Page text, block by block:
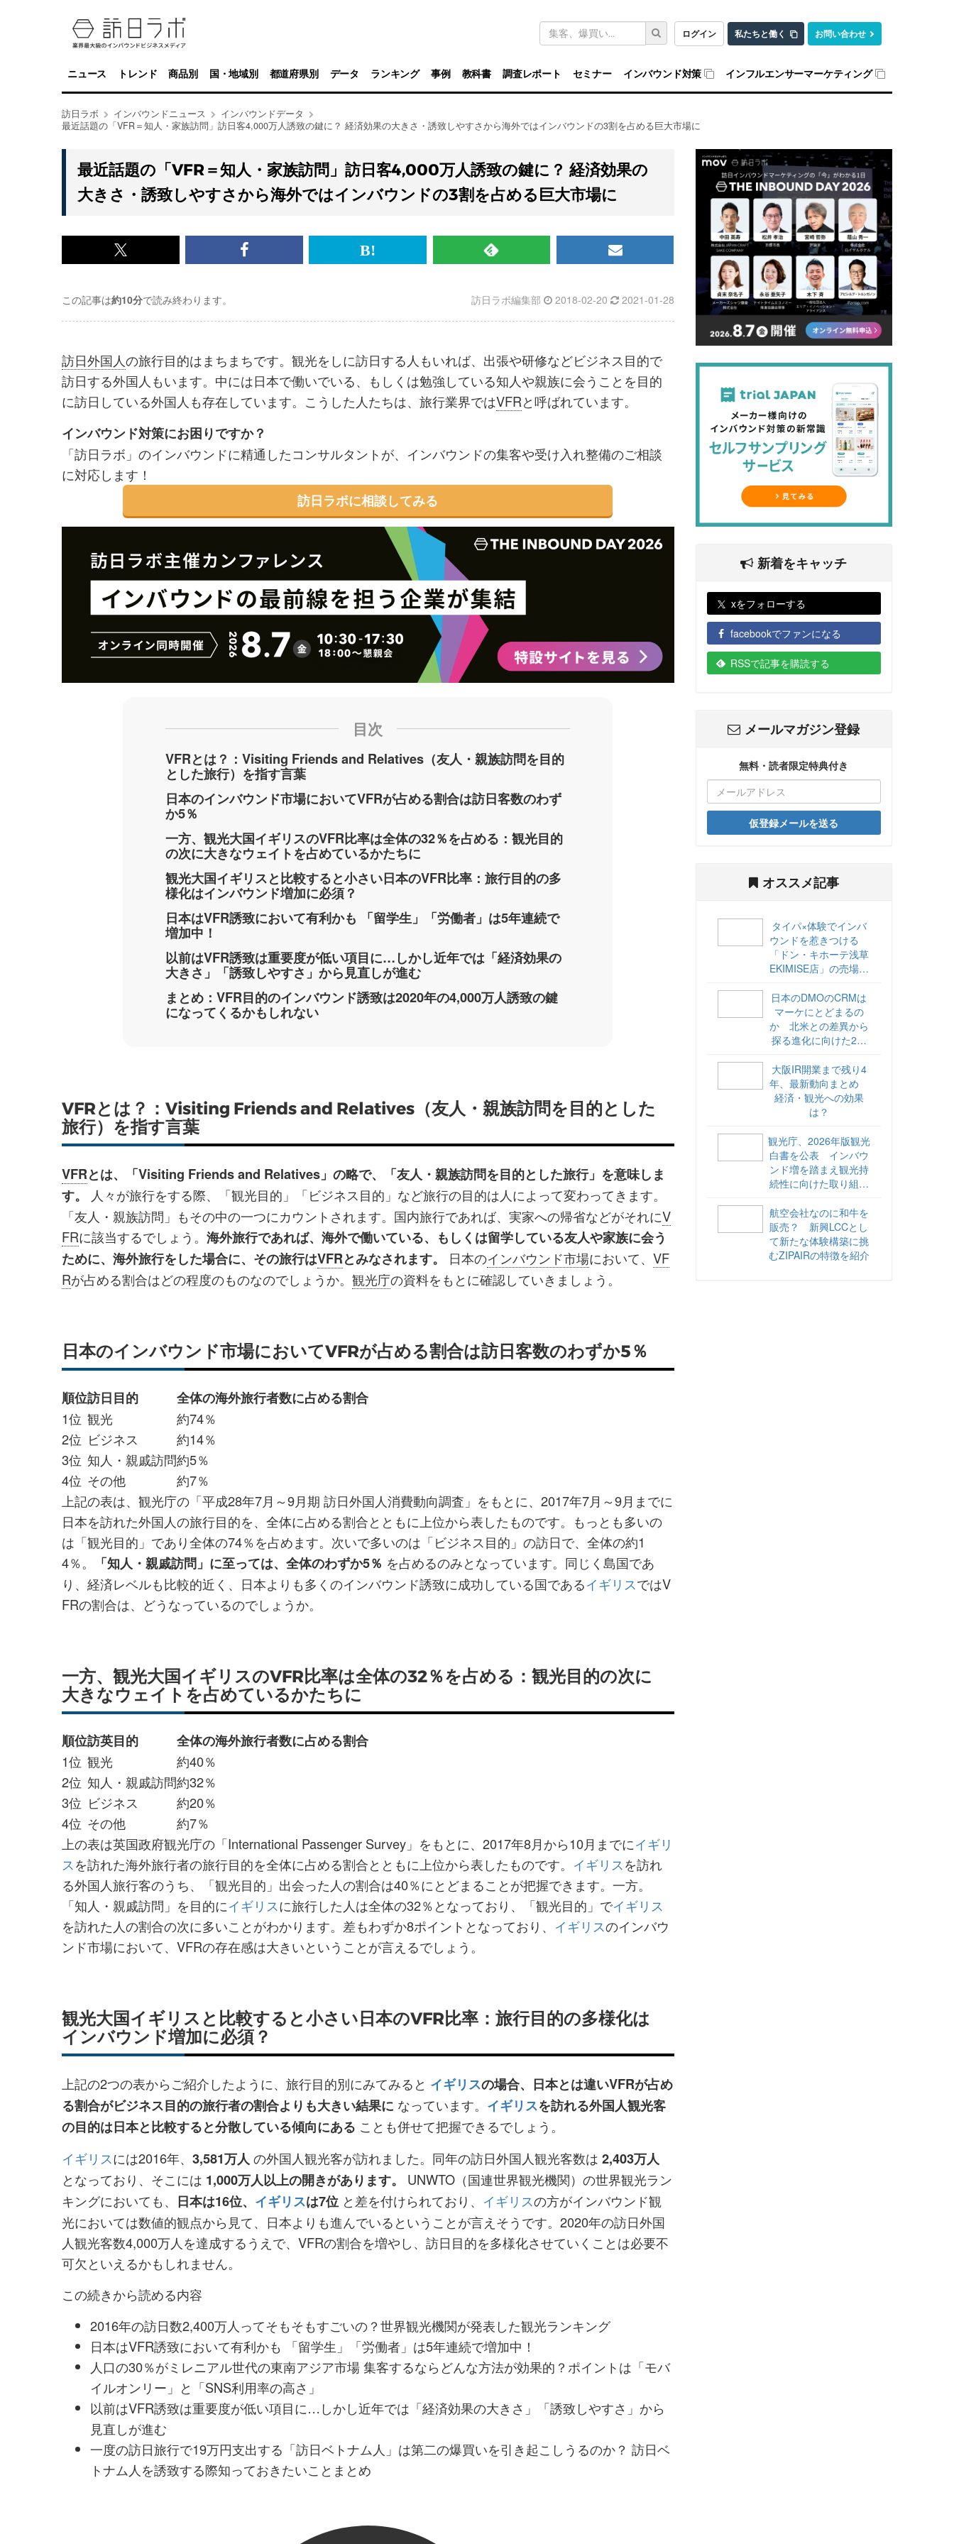
ログイン 私たちと働く お問い合わせ
キ
ワ
ド
検
索
ニュース トレンド 商品別 国・地域別 都道府県別 データ ランキング 事例 教科書 調査レポート セミナー インバウンド対策 インフルエンサーマーケティング
訪日ラボ インバウンドニュース
インバウンドデータ
最近話題の「VFR＝知人・家族訪問」訪日客4,000万人誘致の鍵に？ 経済効果の大きさ・誘致しやすさから海外ではインバウンドの3割を占める巨大市場に
最近話題の「VFR＝知人・家族訪問」訪日客4,000万人誘致の鍵に？ 経済効果の
大きさ・誘致しやすさから海外ではインバウンドの3割を占める巨大市場に
x<br>
記
事
シ
ェ
ア
す
る
Facebook<br>
事
シ
ェ
ア
す
る
は
ブ
ク
マ
ー
に
追
加
RSS
記
事
購
読
す
メ
マ
ガ
録
す
る
訪日ラボ編集部 2018-02-20 2021-01-28
この記事は約10分で読み終わります。
訪日外国人の旅行目的はまちまちです。観光をしに訪日する人もいれば、出張や研修などビジネス目的で
訪日する外国人もいます。中には日本で働いでいる、もしくは勉強している知人や親族に会うことを目的
に訪日している外国人も存在しています。こうした人たちは、旅行業界ではVFRと呼ばれています。
インバウンド対策にお困りですか？
「訪日ラボ」のインバウンドに精通したコンサルタントが、インバウンドの集客や受け入れ整備のご相談
に対応します！
訪日ラボに相談してみる
目次
VFRとは？：Visiting Friends and Relatives（友人・親族訪問を目的
とした旅行）を指す言葉
日本のインバウンド市場においてVFRが占める割合は訪日客数のわず
か5％
一方、観光大国イギリスのVFR比率は全体の32％を占める：観光目的
の次に大きなウェイトを占めているかたちに
観光大国イギリスと比較すると小さい日本のVFR比率：旅行目的の多
様化はインバウンド増加に必須？
日本はVFR誘致において有利かも 「留学生」「労働者」は5年連続で
増加中！
以前はVFR誘致は重要度が低い項目に…しかし近年では「経済効果の
大きさ」「誘致しやすさ」から見直しが進む
まとめ：VFR目的のインバウンド誘致は2020年の4,000万人誘致の鍵
になってくるかもしれない
VFRとは？：Visiting Friends and Relatives（友人・親族訪問を目的とした
旅行）を指す言葉
VFRとは、「Visiting Friends and Relatives」の略で、「友人・親族訪問を目的とした旅行」を意味しま
す。
人々が旅行をする際、「観光目的」「ビジネス目的」など旅行の目的は人によって変わってきます。
「友人・親族訪問」もその中の一つにカウントされます。国内旅行であれば、実家への帰省などがそれにV
FRに該当するでしょう。 海外旅行であれば、海外で働いている、もしくは留学している友人や家族に会う
ために、海外旅行をした場合に、その旅行はVFRとみなされます。 日本のインバウンド市場において、 VF
Rが占める割合はどの程度のものなのでしょうか。 観光庁の資料をもとに確認していきましょう。
日本のインバウンド市場においてVFRが占める割合は訪日客数のわずか5％
順位訪日目的
全体の海外旅行者数に占める割合
1位 観光
約74％
2位 ビジネス
約14％
3位 知人・親戚訪問約5％
4位 その他
約7％
上記の表は、観光庁の「平成28年7月～9月期 訪日外国人消費動向調査」をもとに、2017年7月～9月までに
日本を訪れた外国人の旅行目的を、全体に占める割合とともに上位から表したものです。もっとも多いの
は「観光目的」であり全体の74％を占めます。次いで多いのは「ビジネス目的」の訪日で、全体の約1
4％。
「知人・親戚訪問」に至っては、全体のわずか5％ を占めるのみとなっています。同じく島国であ
り、経済レベルも比較的近く、日本よりも多くのインバウンド誘致に成功している国であるイギリスではV
FRの割合は、どうなっているのでしょうか。
一方、観光大国イギリスのVFR比率は全体の32％を占める：観光目的の次に
大きなウェイトを占めているかたちに
順位訪英目的
全体の海外旅行者数に占める割合
1位 観光
約40％
2位 知人・親戚訪問約32％
3位 ビジネス
約20％
4位 その他
約7％
上の表は英国政府観光庁の「International Passenger Survey」をもとに、2017年8月から10月までにイギリ
スを訪れた海外旅行者の旅行目的を全体に占める割合とともに上位から表したものです。 イギリスを訪れ
る外国人旅行客のうち、「観光目的」出会った人の割合は40％にとどまることが把握できます。一方。
「知人・親戚訪問」を目的にイギリスに旅行した人は全体の32％となっており、「観光目的」でイギリス
を訪れた人の割合の次に多いことがわかります。差もわずか8ポイントとなっており、 イギリスのインバウ
ンド市場において、VFRの存在感は大きいということが言えるでしょう。
観光大国イギリスと比較すると小さい日本のVFR比率：旅行目的の多様化は
インバウンド増加に必須？
上記の2つの表からご紹介したように、旅行目的別にみてみると イギリスの場合、日本とは違いVFRが占め
る割合がビジネス目的の旅行者の割合よりも大きい結果に なっています。 イギリスを訪れる外国人観光客
の目的は日本と比較すると分散している傾向にある ことも併せて把握できるでしょう。
イギリスには2016年、 3,581万人 の外国人観光客が訪れました。同年の訪日外国人観光客数は 2,403万人
となっており、そこには 1,000万人以上の開きがあります。
UNWTO（国連世界観光機関）の世界観光ラン
キングにおいても、 日本は16位、 イギリスは7位 と差を付けられており、 イギリスの方がインバウンド観
光においては数値的観点から見て、日本よりも進んでいるということが言えそうです。2020年の訪日外国
人観光客数4,000万人を達成するうえで、VFRの割合を増やし、訪日目的を多様化させていくことは必要不
可欠といえるかもしれません。
この続きから読める内容
2016年の訪日数2,400万人ってそもそもすごいの？世界観光機関が発表した観光ランキング
日本はVFR誘致において有利かも 「留学生」「労働者」は5年連続で増加中！
人口の30％がミレニアル世代の東南アジア市場 集客するならどんな方法が効果的？ポイントは「モバ
イルオンリー」と「SNS利用率の高さ」
以前はVFR誘致は重要度が低い項目に…しかし近年では「経済効果の大きさ」「誘致しやすさ」から
見直しが進む
一度の訪日旅行で19万円支出する「訪日ベトナム人」は第二の爆買いを引き起こしうるのか？ 訪日ベ
トナム人を誘致する際知っておきたいことまとめ
新着をキャッチ
xをフォローする
facebookでファンになる
RSSで記事を購読する
メールマガジン登録
無料・読者限定特典付き
仮登録メールを送る
オススメ記事
タイパ×体験でインバ
ウンドを惹きつける
「ドン・キホーテ浅草
EKIMISE店」の売場づ
日本のDMOのCRMは
マーケにとどまるの
か 北米との差異から
探る進化に向けた2ス
海外DMOのリアル
vol.6】
大阪IR開業まで残り4
年、最新動向まとめ
経済・観光への効果
は？
観光庁、2026年版観光
白書を公表 インバウ
ンド増を踏まえ観光持
続性に向けた取り組み
航空会社なのに和牛を
販売？ 新興LCCとし
て新たな体験構築に挑
むZIPAIRの特徴を紹介